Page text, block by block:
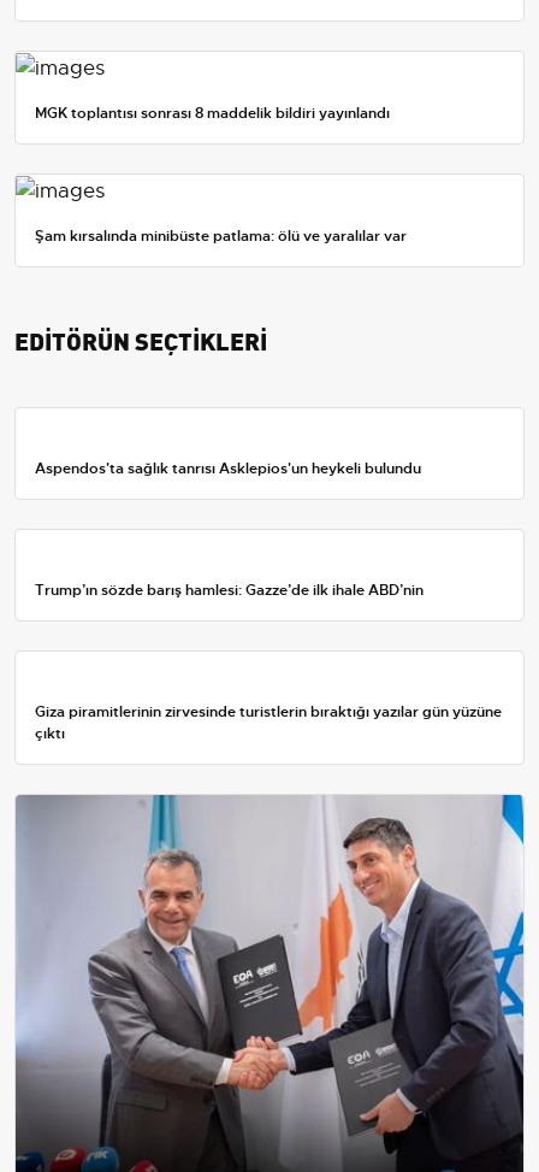
MGK toplantısı sonrası 8 maddelik bildiri yayınlandı
Şam kırsalında minibüste patlama: ölü ve yaralılar var
EDİTÖRÜN SEÇTİKLERİ
Aspendos'ta sağlık tanrısı Asklepios'un heykeli bulundu
Trump’ın sözde barış hamlesi: Gazze’de ilk ihale ABD’nin
Giza piramitlerinin zirvesinde turistlerin bıraktığı yazılar gün yüzüne
çıktı